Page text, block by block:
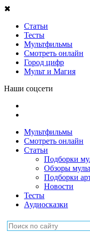
✖
Статьи
Тесты
Мультфильмы
Смотреть онлайн
Город цифр
Мульт и Магия
Наши соцсети
Мультфильмы
Смотреть онлайн
Статьи
Подборки
Обзоры
Подборки
Новости
Тесты
Аудиосказки